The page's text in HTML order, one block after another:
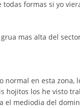
formas si yo
mas alta del
normal en esta zona,
hojitos los he visto
el mediodia del